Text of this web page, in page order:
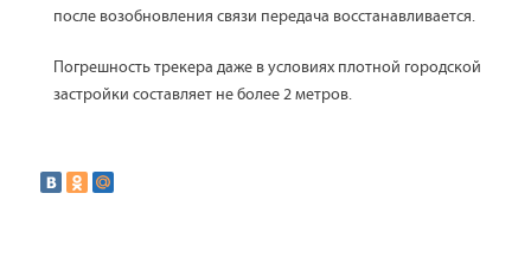
после возобновления связи передача восстанавливается.
Погрешность трекера даже в условиях плотной городской
застройки составляет не более 2 метров.